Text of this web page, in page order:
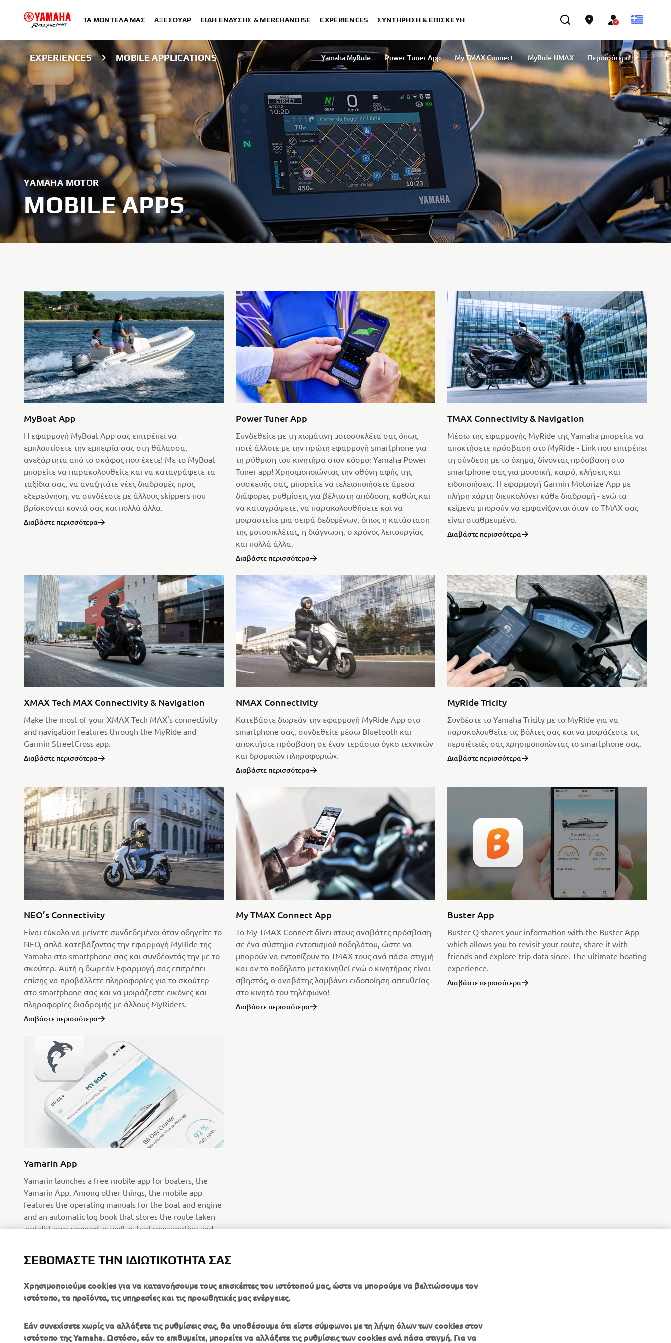
ΤΑ ΜΟΝΤΈΛΑ ΜΑΣ ΑΞΕΣΟΥΆΡ ΕΊΔΗ ΈΝΔΥΣΗΣ & MERCHANDISE EXPERIENCES ΣΥΝΤΉΡΗΣΗ & ΕΠΙΣΚΕΥΉ
EXPERIENCES MOBILE APPLICATIONS Yamaha MyRide Power Tuner App My TMAX Connect
MyRide NMAX
MyRide NEO's
MyRide TMAX Buster App Yamarin App
MyRide Tricity
XMAX Tech MAX Connectivity & Navigation
MyBoat
Περισσότερα
YAMAHA MOTOR
MOBILE APPS
MyBoat App
Η εφαρμογή MyBoat App σας επιτρέπει να
εμπλουτίσετε την εμπειρία σας στη θάλασσα,
ανεξάρτητα από το σκάφος που έχετε! Με το MyBoat
μπορείτε να παρακολουθείτε και να καταγράφετε τα
ταξίδια σας, να αναζητάτε νέες διαδρομές προς
εξερεύνηση, να συνδέεστε με άλλους skippers που
βρίσκονται κοντά σας και πολλά άλλα.
Διαβάστε περισσότερα
Power Tuner App
Συνδεθείτε με τη χωμάτινη μοτοσυκλέτα σας όπως
ποτέ άλλοτε με την πρώτη εφαρμογή smartphone για
τη ρύθμιση του κινητήρα στον κόσμο: Yamaha Power
Tuner app! Χρησιμοποιώντας την οθόνη αφής της
συσκευής σας, μπορείτε να τελειοποιήσετε άμεσα
διάφορες ρυθμίσεις για βέλτιστη απόδοση, καθώς και
να καταγράψετε, να παρακολουθήσετε και να
μοιραστείτε μια σειρά δεδομένων, όπως η κατάσταση
της μοτοσικλέτας, η διάγνωση, ο χρόνος λειτουργίας
και πολλά άλλα.
Διαβάστε περισσότερα
TMAX Connectivity & Navigation
Μέσω της εφαρμογής MyRide της Yamaha μπορείτε να
αποκτήσετε πρόσβαση στο MyRide - Link που επιτρέπει
τη σύνδεση με το όχημα, δίνοντας πρόσβαση στο
smartphone σας για μουσική, καιρό, κλήσεις και
ειδοποιήσεις. Η εφαρμογή Garmin Motorize App με
πλήρη χάρτη διευκολύνει κάθε διαδρομή - ενώ τα
κείμενα μπορούν να εμφανίζονται όταν το TMAX σας
είναι σταθμευμένο.
Διαβάστε περισσότερα
XMAX Tech MAX Connectivity & Navigation
Make the most of your XMAX Tech MAX's connectivity
and navigation features through the MyRide and
Garmin StreetCross app.
Διαβάστε περισσότερα
NMAX Connectivity
Κατεβάστε δωρεάν την εφαρμογή MyRide App στο
smartphone σας, συνδεθείτε μέσω Bluetooth και
αποκτήστε πρόσβαση σε έναν τεράστιο όγκο τεχνικών
και δρομικών πληροφοριών.
Διαβάστε περισσότερα
MyRide Tricity
Συνδέστε το Yamaha Tricity με το MyRide για να
παρακολουθείτε τις βόλτες σας και να μοιράζεστε τις
περιπέτειές σας χρησιμοποιώντας το smartphone σας.
Διαβάστε περισσότερα
NEO’s Connectivity
Είναι εύκολο να μείνετε συνδεδεμένοι όταν οδηγείτε το
NEO, απλά κατεβάζοντας την εφαρμογή MyRide της
Yamaha στο smartphone σας και συνδέοντάς την με το
σκούτερ. Αυτή η δωρεάν Εφαρμογή σας επιτρέπει
επίσης να προβάλλετε πληροφορίες για το σκούτερ
στο smartphone σας και να μοιράζεστε εικόνες και
πληροφορίες διαδρομής με άλλους MyRiders.
Διαβάστε περισσότερα
My TMAX Connect App
Το My TMAX Connect δίνει στους αναβάτες πρόσβαση
σε ένα σύστημα εντοπισμού ποδηλάτου, ώστε να
μπορούν να εντοπίζουν το TMAX τους ανά πάσα στιγμή
και αν το ποδήλατο μετακινηθεί ενώ ο κινητήρας είναι
σβηστός, ο αναβάτης λαμβάνει ειδοποίηση απευθείας
στο κινητό του τηλέφωνο!
Διαβάστε περισσότερα
Buster App
Buster Q shares your information with the Buster App
which allows you to revisit your route, share it with
friends and explore trip data since. The ultimate boating
experience.
Διαβάστε περισσότερα
Yamarin App
Yamarin launches a free mobile app for boaters, the
Yamarin App. Among other things, the mobile app
features the operating manuals for the boat and engine
and an automatic log book that stores the route taken
and distance covered as well as fuel consumption and
Διαβάστε περισσότερα
ΣΕΒΌΜΑΣΤΕ ΤΗΝ ΙΔΙΩΤΙΚΌΤΗΤΆ ΣΑΣ
Χρησιμοποιούμε cookies για να κατανοήσουμε τους επισκέπτες του ιστότοπού μας, ώστε να μπορούμε να βελτιώσουμε τον
ιστότοπο, τα προϊόντα, τις υπηρεσίες και τις προωθητικές μας ενέργειες.
Εάν συνεχίσετε χωρίς να αλλάξετε τις ρυθμίσεις σας, θα υποθέσουμε ότι είστε σύμφωνοι με τη λήψη όλων των cookies στον
ιστότοπο της Yamaha. Ωστόσο, εάν το επιθυμείτε, μπορείτε να αλλάξετε τις ρυθμίσεις των cookies ανά πάσα στιγμή. Για να